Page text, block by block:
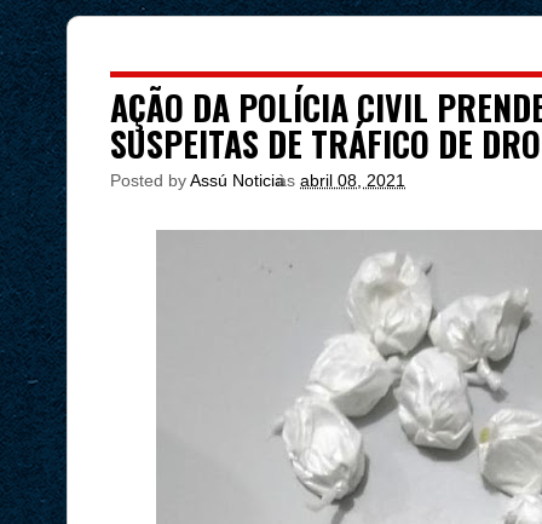
AÇÃO DA POLÍCIA CIVIL
SUSPEITAS DE TRÁFICO DE
Posted byAssú Noticia
às abril 08, 2021